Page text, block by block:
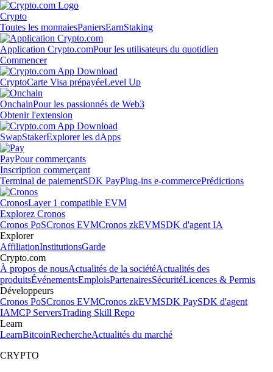
Crypto
Toutes les monnaiesPaniersEarnStaking
Application Crypto.comPour les utilisateurs du quotidien
Commencer
CryptoCarte Visa prépayéeLevel Up
OnchainPour les passionnés de Web3
Obtenir l'extension
SwapStakerExplorer les dApps
PayPour commerçants
Inscription commerçant
Terminal de paiementSDK PayPlug-ins e-commercePrédictions
CronosLayer 1 compatible EVM
Explorez Cronos
Cronos PoSCronos EVMCronos zkEVMSDK d'agent IA
Explorer
AffiliationInstitutionsGarde
Crypto.com
À propos de nousActualités de la sociétéActualités des
produitsÉvénementsEmploisPartenairesSécuritéLicences & Permis
Développeurs
Cronos PoSCronos EVMCronos zkEVMSDK PaySDK d'agent
IAMCP ServersTrading Skill Repo
Learn
LearnBitcoinRechercheActualités du marché
CRYPTO